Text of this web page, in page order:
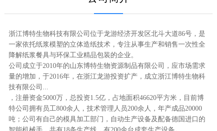
浙江博特生物科技有限公司位于龙游经济开发区北斗大道86号，是
一家依托纸浆模塑的立体造纸技术，专注从事生产和销售一次性全
降解纸浆餐具与环保工业精品包装的企业。
公司成立于2010年的山东博特生物资源制品有限公司，应市场需求
量的增加，于2016年，在浙江龙游投资扩产，成立浙江博特生物科
技有限公司...
，注册资金5000万，总投资1.5亿，占地面积46620平方米，目前博
特公司拥有员工800余人，技术管理人员200余人，年产成品20000
吨；公司有自己的模具加工部门，自动生产设备及配备德国进口的